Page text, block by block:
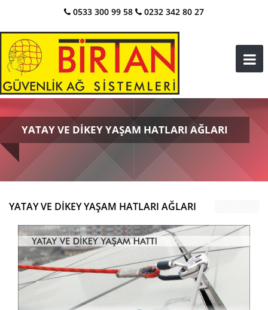
0533 300 99 58 0232 342 80 27
YATAY VE DIKEY YAŞAM HATLARI AĞLARI
YATAY VE DIKEY YAŞAM HATLARI AĞLARI